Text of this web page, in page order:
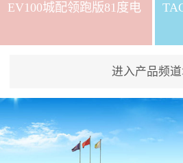
司成立于2021年7月，注册
资金1000万元，是北京润
司。 公司主要从事氢气
制、储、加、用的相关技
术、产品的研发、销售及
EV100城配领跑版81度电
进入产品频